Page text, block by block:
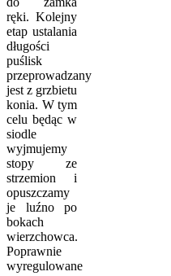
ręki. Kolejny
etap ustalania
długości
puślisk
przeprowadzany
jest z grzbietu
konia. W tym
celu będąc w
siodle
wyjmujemy
stopy ze
strzemion i
opuszczamy
je luźno po
bokach
wierzchowca.
Poprawnie
wyregulowane